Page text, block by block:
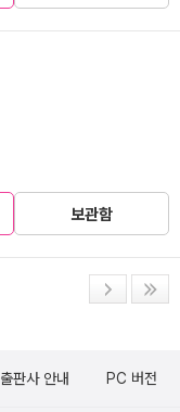
보관함
출판사 안내 PC 버전